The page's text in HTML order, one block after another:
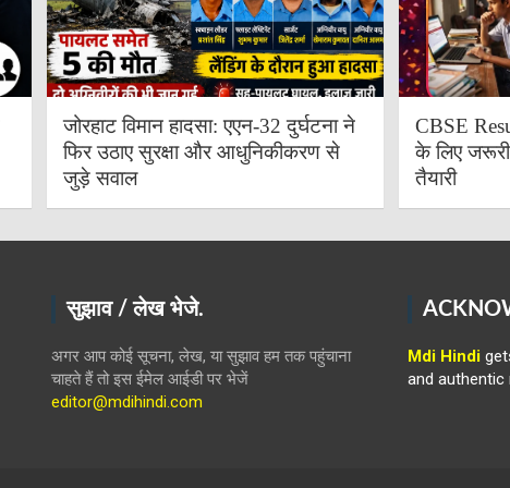
जोरहाट विमान हादसा: एएन-32 दुर्घटना ने
फिर उठाए सुरक्षा और आधुनिकीकरण से
जुड़े सवाल
CBSE
के लिए
तैयारी
सुझाव / लेख भेजे.
अगर आप कोई सूचना, लेख, या सुझाव हम तक पहुंचाना
चाहते हैं तो इस ईमेल आईडी पर भेजें
editor@mdihindi.com
Mdi Hindi
and authentic